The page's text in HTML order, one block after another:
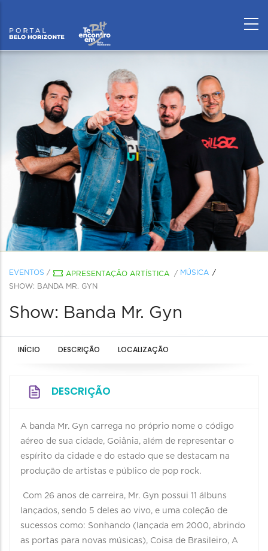
EVENTOS / APRESENTAÇÃO ARTÍSTICA / MÚSICA
SHOW: BANDA MR. GYN
Show: Banda Mr. Gyn
INÍCIO DESCRIÇÃO LOCALIZAÇÃO
DESCRIÇÃO
A banda Mr. Gyn carrega no próprio nome o código
aéreo de sua cidade, Goiânia, além de representar o
espírito da cidade e do estado que se destacam na
produção de artistas e público de pop rock.
Com 26 anos de carreira, Mr. Gyn possui 11 álbuns
lançados, sendo 5 deles ao vivo, e uma coleção de
sucessos como: Sonhando (lançada em 2000, abrindo
as portas para novas músicas), Coisa de Brasileiro, A